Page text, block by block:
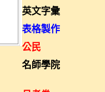
英文字彙
表格製作
公民
名師學院